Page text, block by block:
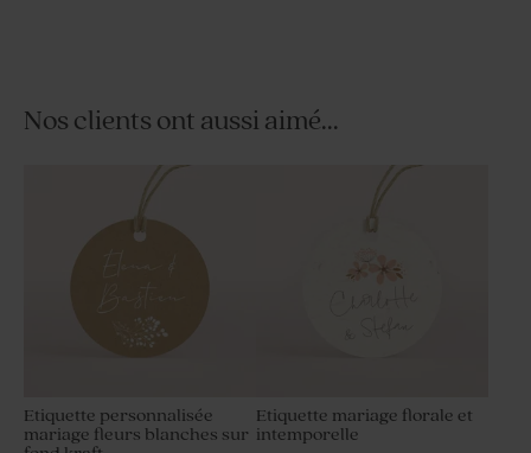
Boite à dragées mariage
feuilles d'olivier
Menu mariage feuilles
Nos clients ont aussi aimé...
Etiquette personnalisée
mariage fleurs blanches sur
Etiquette mariage florale et
intemporelle